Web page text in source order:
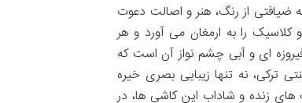
ضیافتی از رنگ، هنر و اصالت دعوت
را به ارمغان می آورد و هر
ای و آبی چشم نواز آن است که
ترکی، نه تنها زیبایی بصری خیره
های زنده و شاداب این کاشی ها، در